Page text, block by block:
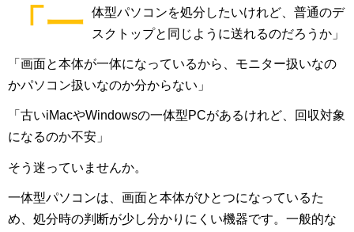
「一 体型パソコンを処分したいけれど、普通のデ
スクトップと同じように送れるのだろうか」
「画面と本体が一体になっているから、モニター扱いなの
かパソコン扱いなのか分からない」
「古いiMacやWindowsの一体型PCがあるけれど、回収対象
になるのか不安」
そう迷っていませんか。
一体型パソコンは、画面と本体がひとつになっているた
め、処分時の判断が少し分かりにくい機器です。一般的な